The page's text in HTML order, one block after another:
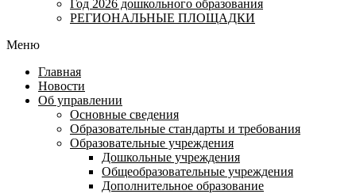
Год 2026 дошкольного образования
РЕГИОНАЛЬНЫЕ ПЛОЩАДКИ
Меню
Главная
Новости
Об управлении
Основные сведения
Образовательные стандарты и требования
Образовательные учреждения
Дошкольные учреждения
Общеобразовательные учреждения
Дополнительное образование